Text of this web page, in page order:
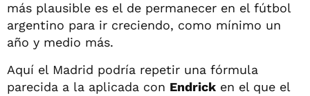
más plausible es el de permanecer en el fútbol
argentino para ir creciendo, como mínimo un
año y medio más.
Aquí el Madrid podría repetir una fórmula
parecida a la aplicada con Endrick en el que el